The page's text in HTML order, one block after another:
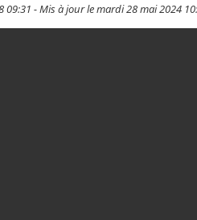
- Mis à jour le mardi 28 mai 2024